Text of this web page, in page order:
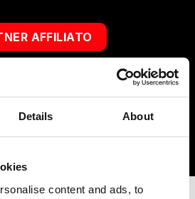
Details About
content and ads, to
AFFILIATO